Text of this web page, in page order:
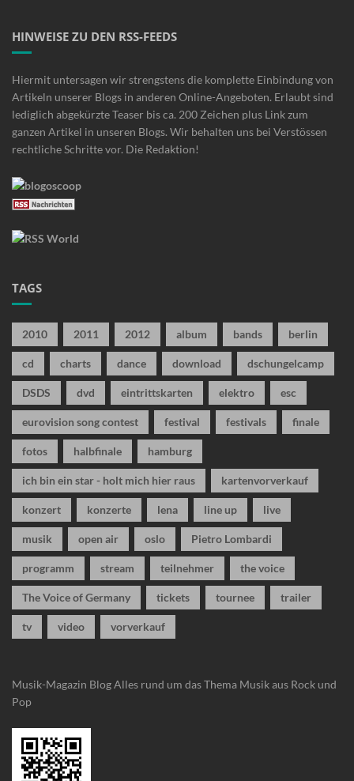
HINWEISE ZU DEN RSS-FEEDS
Hiermit untersagen wir strengstens die komplette Einbindung von
Artikeln unserer Blogs in anderen Online-Angeboten. Erlaubt sind
lediglich abgekürzte Teaser bis ca. 200 Zeichen plus Link zum
ganzen Artikel in unseren Blogs. Wir behalten uns bei Verstössen
rechtliche Schritte vor. Die Redaktion!
TAGS
2010 2011 2012 album bands berlin
cd charts dance download dschungelcamp
DSDS dvd eintrittskarten elektro esc
eurovision song contest festival festivals finale
fotos halbfinale hamburg
ich bin ein star - holt mich hier raus kartenvorverkauf
konzert konzerte lena line up live
musik open air oslo Pietro Lombardi
programm stream teilnehmer the voice
The Voice of Germany tickets tournee trailer
tv video vorverkauf
Musik-Magazin BlogAlles rund um das Thema Musik aus Rock und
Pop